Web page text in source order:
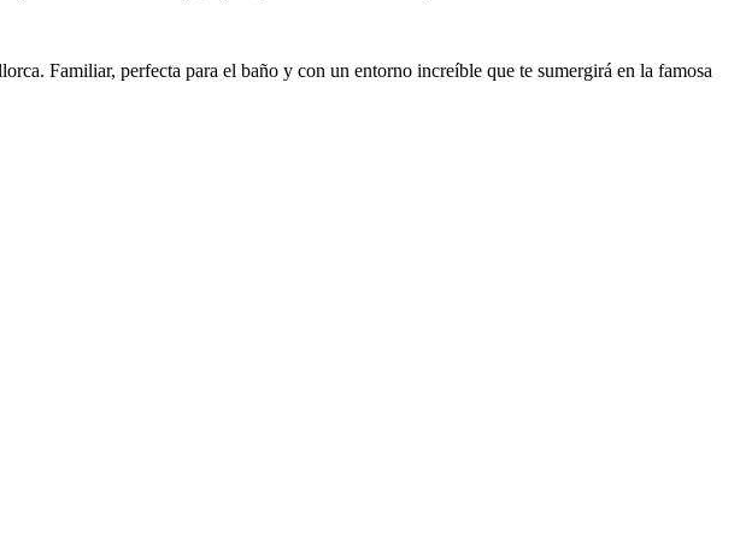
Familiar, perfecta para el baño y con un entorno increíble que te sumergirá en la famosa